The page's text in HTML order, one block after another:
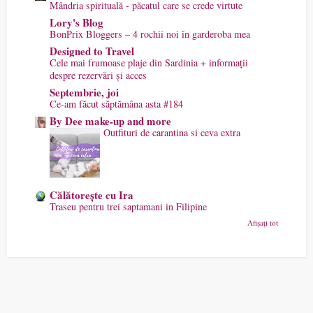
Mândria spirituală - păcatul care se crede virtute
Lory's Blog
BonPrix Bloggers – 4 rochii noi în garderoba mea
Designed to Travel
Cele mai frumoase plaje din Sardinia + informații
despre rezervări și acces
Septembrie, joi
Ce-am făcut săptămâna asta #184
By Dee make-up and more
Outfituri de carantina si ceva extra
Călătorește cu Ira
Traseu pentru trei saptamani in Filipine
Afișați tot